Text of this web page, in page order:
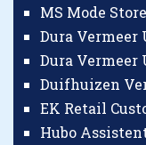
MS Mode
Dura
Dura
Duifhuizen
EK Retail
Hubo